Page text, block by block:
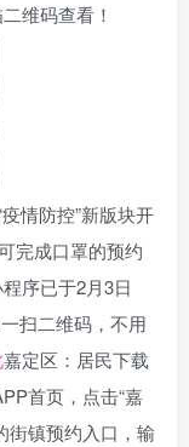
维码查看！
情防控”新版块开
完成口罩的预约
序已于2月3日
扫二维码，不用
嘉定区：居民下载
首页，点击“嘉
街镇预约入口，输